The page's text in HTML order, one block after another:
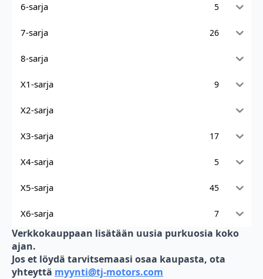
6-sarja 5
7-sarja 26
8-sarja
X1-sarja 9
X2-sarja
X3-sarja 17
X4-sarja 5
X5-sarja 45
X6-sarja 7
Verkkokauppaan lisätään uusia purkuosia koko
ajan.
Jos et löydä tarvitsemaasi osaa kaupasta, ota
yhteyttä myynti@tj-motors.com